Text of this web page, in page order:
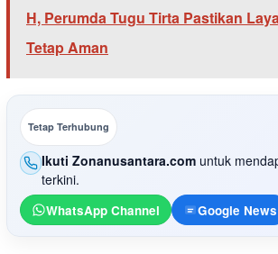
H, Perumda Tugu Tirta Pastikan
Tetap Aman
Tetap Terhubung
Ikuti Zonanusantara.com untuk
terkini.
WhatsApp Channel Google News